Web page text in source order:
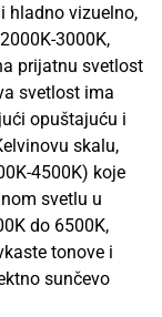
hladno vizuelno,
3000K,
prijatnu svetlost
svetlost ima
opuštajuću i
skalu,
4500K) koje
svetlu u
do 6500K,
tonove i
sunčevo